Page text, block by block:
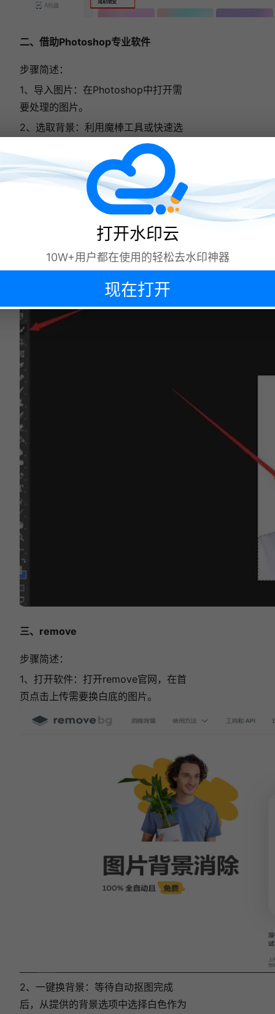
二、借助Photoshop专业软件
步骤简述：
1、导入图片：在Photoshop中打开需
要处理的图片。
2、选取背景：利用魔棒工具或快速选
择工具精确选中背景区域。
3、删除并新建背景：删除选中的背景
部分，创建新图层并填充为白色作为新
大小，确保与白色背景和谐统一。
三、remove
步骤简述：
1、打开软件：打开remove官网，在首
页点击上传需要换白底的图片。
2、一键换背景：等待自动抠图完成
后，从提供的背景选项中选择白色作为
打开水印云
10W+用户都在使用的轻松去水印神器
现在打开